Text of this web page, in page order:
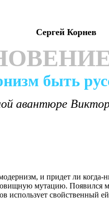
Сергей Корнев
быть
авантюре
и придет ли
мутацию. Появился
использует свойственный